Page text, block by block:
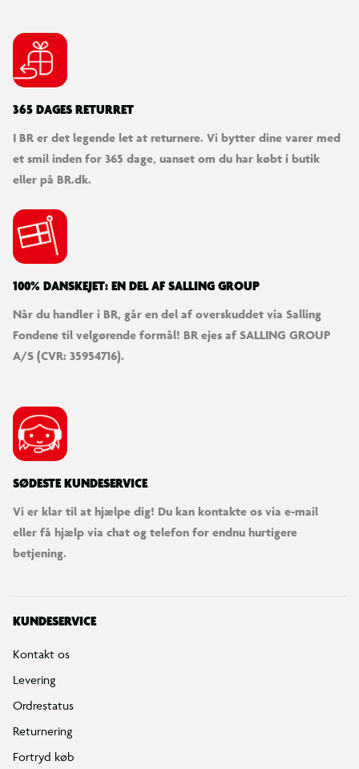
365 DAGES RETURRET
I BR er det legende let at returnere. Vi bytter dine varer med
et smil inden for 365 dage, uanset om du har købt i butik
eller på BR.dk.
100% DANSKEJET: EN DEL AF SALLING GROUP
Når du handler i BR, går en del af overskuddet via Salling
Fondene til velgørende formål! BR ejes af SALLING GROUP
A/S (CVR: 35954716).
SØDESTE KUNDESERVICE
Vi er klar til at hjælpe dig! Du kan kontakte os via e-mail
eller få hjælp via chat og telefon for endnu hurtigere
betjening.
KUNDESERVICE
Kontakt os
Levering
Ordrestatus
Returnering
Fortryd køb